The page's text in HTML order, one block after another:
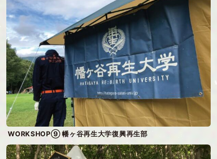
WORKSHOP⑨ 幡ヶ谷再生大学復興再生部